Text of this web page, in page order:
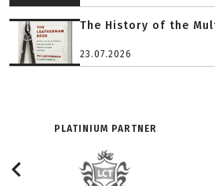
The History of the
23.07.2026
PLATINIUM PARTNER